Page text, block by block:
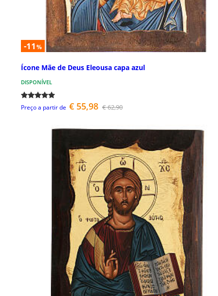
-11 %
Ícone Mãe de Deus Eleousa capa azul
DISPONÍVEL
Preço a partir de € 55,98 € 62,90